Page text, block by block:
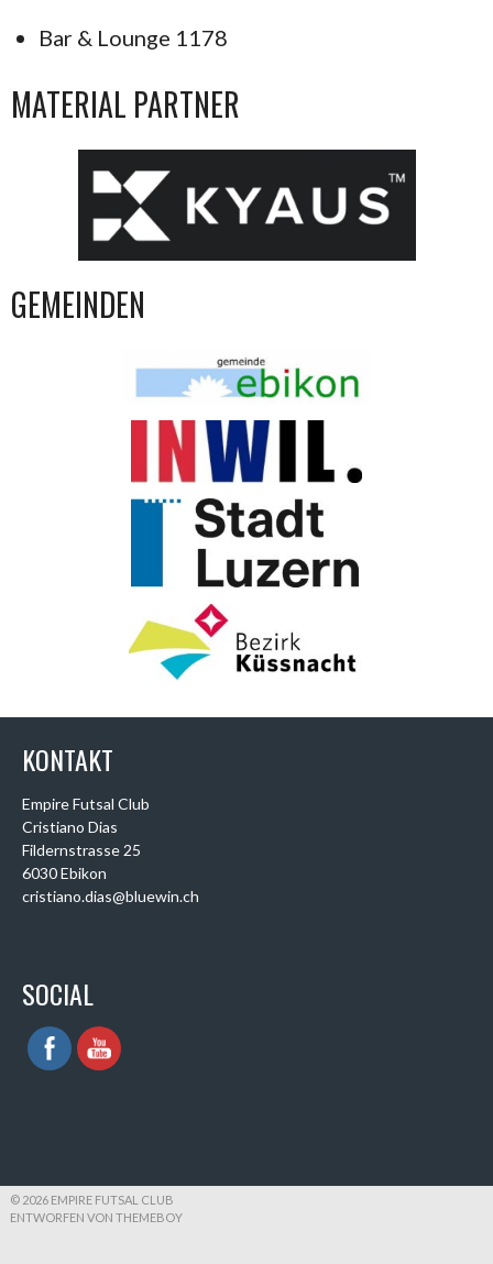
Bar & Lounge 1178
MATERIAL PARTNER
GEMEINDEN
KONTAKT
Empire Futsal Club
Cristiano Dias
Fildernstrasse 25
6030 Ebikon
cristiano.dias@bluewin.ch
SOCIAL
© 2026 EMPIRE FUTSAL CLUB
ENTWORFEN VON THEMEBOY